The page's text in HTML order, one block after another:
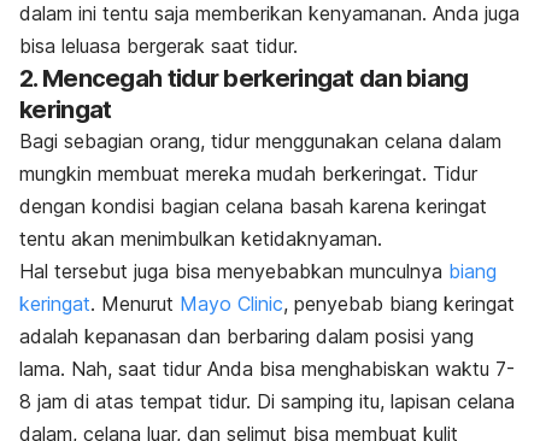
dalam ini tentu saja memberikan kenyamanan. Anda juga
bisa leluasa bergerak saat tidur.
2. Mencegah tidur berkeringat dan biang
keringat
Bagi sebagian orang, tidur menggunakan celana dalam
mungkin membuat mereka mudah berkeringat. Tidur
dengan kondisi bagian celana basah karena keringat
tentu akan menimbulkan ketidaknyaman.
Hal tersebut juga bisa menyebabkan munculnya biang
keringat. Menurut Mayo Clinic, penyebab biang keringat
adalah kepanasan dan berbaring dalam posisi yang
lama. Nah, saat tidur Anda bisa menghabiskan waktu 7-
8 jam di atas tempat tidur. Di samping itu, lapisan celana
dalam, celana luar, dan selimut bisa membuat kulit